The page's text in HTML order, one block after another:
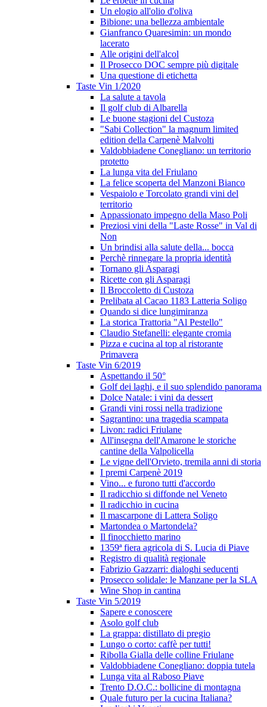
Un elogio all'olio d'oliva
Bibione: una bellezza ambientale
Gianfranco Quaresimin: un mondo
lacerato
Alle origini dell'alcol
Il Prosecco DOC sempre più digitale
Una questione di etichetta
Taste Vin 1/2020
La salute a tavola
Il golf club di Albarella
Le buone stagioni del Custoza
"Sabi Collection" la magnum limited
edition della Carpenè Malvolti
Valdobbiadene Conegliano: un territorio
protetto
La lunga vita del Friulano
La felice scoperta del Manzoni Bianco
Vespaiolo e Torcolato grandi vini del
territorio
Appassionato impegno della Maso Poli
Preziosi vini della "Laste Rosse" in Val di
Non
Un brindisi alla salute della... bocca
Perchè rinnegare la propria identità
Tornano gli Asparagi
Ricette con gli Asparagi
Il Broccoletto di Custoza
Prelibata al Cacao 1183 Latteria Soligo
Quando si dice lungimiranza
La storica Trattoria "Al Pestello"
Claudio Stefanelli: elegante cromia
Pizza e cucina al top al ristorante
Primavera
Taste Vin 6/2019
Aspettando il 50°
Golf dei laghi, e il suo splendido panorama
Dolce Natale: i vini da dessert
Grandi vini rossi nella tradizione
Sagrantino: una tragedia scampata
Livon: radici Friulane
All'insegna dell'Amarone le storiche
cantine della Valpolicella
Le vigne dell'Orvieto, tremila anni di storia
I premi Carpenè 2019
Vino... e furono tutti d'accordo
Il radicchio si diffonde nel Veneto
Il radicchio in cucina
Il mascarpone di Lattera Soligo
Martondea o Martondela?
Il finocchietto marino
1359ª fiera agricola di S. Lucia di Piave
Registro di qualità regionale
Fabrizio Gazzarri: dialoghi seducenti
Prosecco solidale: le Manzane per la SLA
Wine Shop in cantina
Taste Vin 5/2019
Sapere e conoscere
Asolo golf club
La grappa: distillato di pregio
Lungo o corto: caffè per tutti!
Ribolla Gialla delle colline Friulane
Valdobbiadene Conegliano: doppia tutela
Lunga vita al Raboso Piave
Trento D.O.C.: bollicine di montagna
Quale futuro per la cucina Italiana?